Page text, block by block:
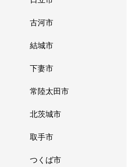
古河市
結城市
下妻市
常陸太田市
北茨城市
取手市
つくば市